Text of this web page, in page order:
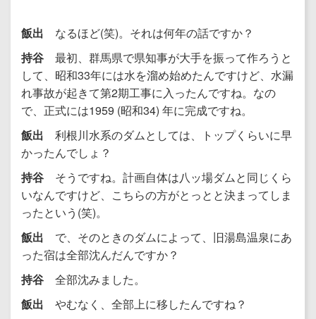
飯出 なるほど(笑)。それは何年の話ですか？
持谷 最初、群馬県で県知事が大手を振って作ろうと
して、昭和33年には水を溜め始めたんですけど、水漏
れ事故が起きて第2期工事に入ったんですね。なの
で、正式には1959 (昭和34) 年に完成ですね。
飯出 利根川水系のダムとしては、トップくらいに早
かったんでしょ？
持谷 そうですね。計画自体は八ッ場ダムと同じくら
いなんですけど、こちらの方がとっとと決まってしま
ったという(笑)。
飯出 で、そのときのダムによって、旧湯島温泉にあ
った宿は全部沈んだんですか？
持谷 全部沈みました。
飯出 やむなく、全部上に移したんですね？